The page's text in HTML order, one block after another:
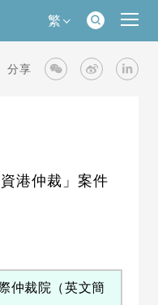
繁
分享
港仲裁」案件
仲裁院（英文簡